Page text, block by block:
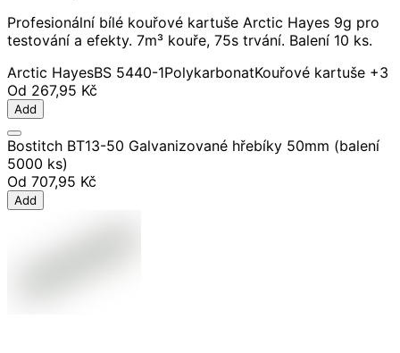
Profesionální bílé kouřové kartuše Arctic Hayes 9g pro
testování a efekty. 7m³ kouře, 75s trvání. Balení 10 ks.
Arctic HayesBS 5440-1PolykarbonatKouřové kartuše +3
Od 267,95 Kč
Add
Bostitch BT13-50 Galvanizované hřebíky 50mm (balení
5000 ks)
Od 707,95 Kč
Add